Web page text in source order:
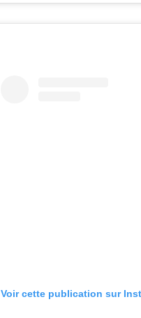
Voir cette publication sur